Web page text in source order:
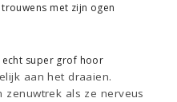
met zijn ogen
echt super grof hoor
aan het draaien.
als ze nerveus